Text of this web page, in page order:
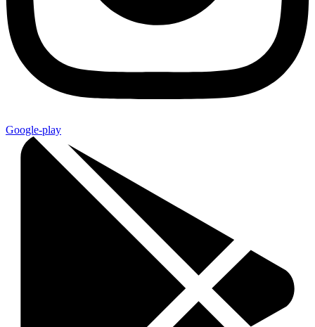
Google-play